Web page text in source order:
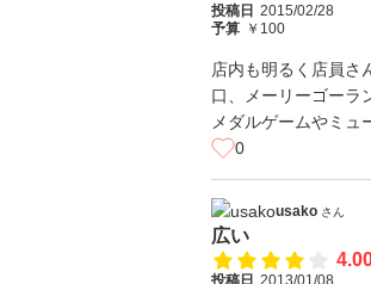
投稿日 2015/02/28
予算 ￥100
店内も明るく店員さ
口、メーリーゴーラ
メダルゲームやミュ
0
usako さん
広い
投稿日 2013/01/08